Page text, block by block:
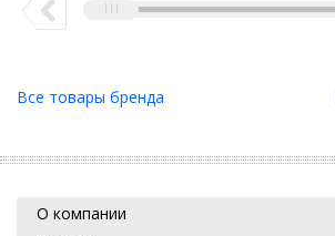
Все товары бренда
О компании